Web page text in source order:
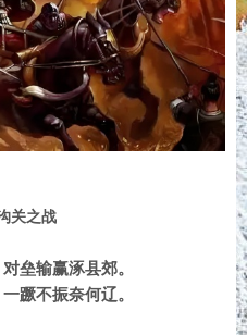
关之战
垒输赢涿县郊。
蹶不振奈何辽。